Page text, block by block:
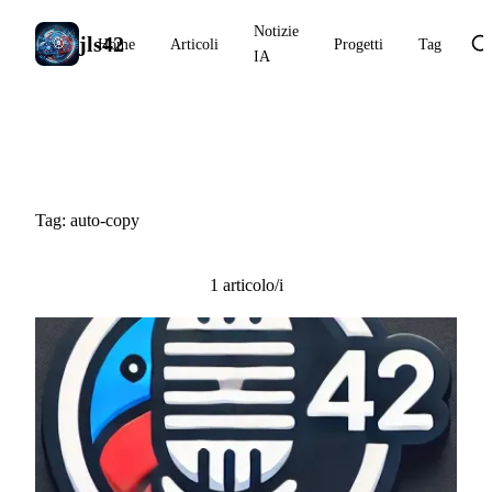
jls42
Home Articoli
Notizie
IA
Progetti Tag
Tag: auto-copy
1 articolo/i